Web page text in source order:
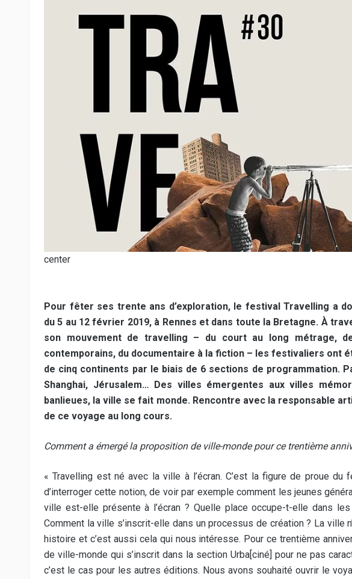
center
Pour fêter ses trente ans d’exploration, le festival Travelling a
du 5 au 12 février 2019, à Rennes et dans toute la Bretagne. À
son mouvement de travelling – du court au long métrage,
contemporains, du documentaire à la fiction – les festivaliers ont
de cinq continents par le biais de 6 sections de programmation.
Shanghai, Jérusalem… Des villes émergentes aux villes
banlieues, la ville se fait monde. Rencontre avec la responsable
de ce voyage au long cours.
Comment a émergé la proposition de ville-monde pour ce trentième
« Travelling est né avec la ville à l’écran. C’est la figure de proue du
d’interroger cette notion, de voir par exemple comment les jeunes
ville est-elle présente à l’écran ? Quelle place occupe-t-elle dans
Comment la ville s’inscrit-elle dans un processus de création ? La ville
histoire et c’est aussi cela qui nous intéresse. Pour ce trentième
de ville-monde qui s’inscrit dans la section Urba[ciné]pour ne pas
c’est le cas pour les autres éditions. Nous avons souhaité ouvrir le